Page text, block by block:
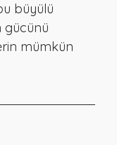
büyülü
gücünü
mümkün